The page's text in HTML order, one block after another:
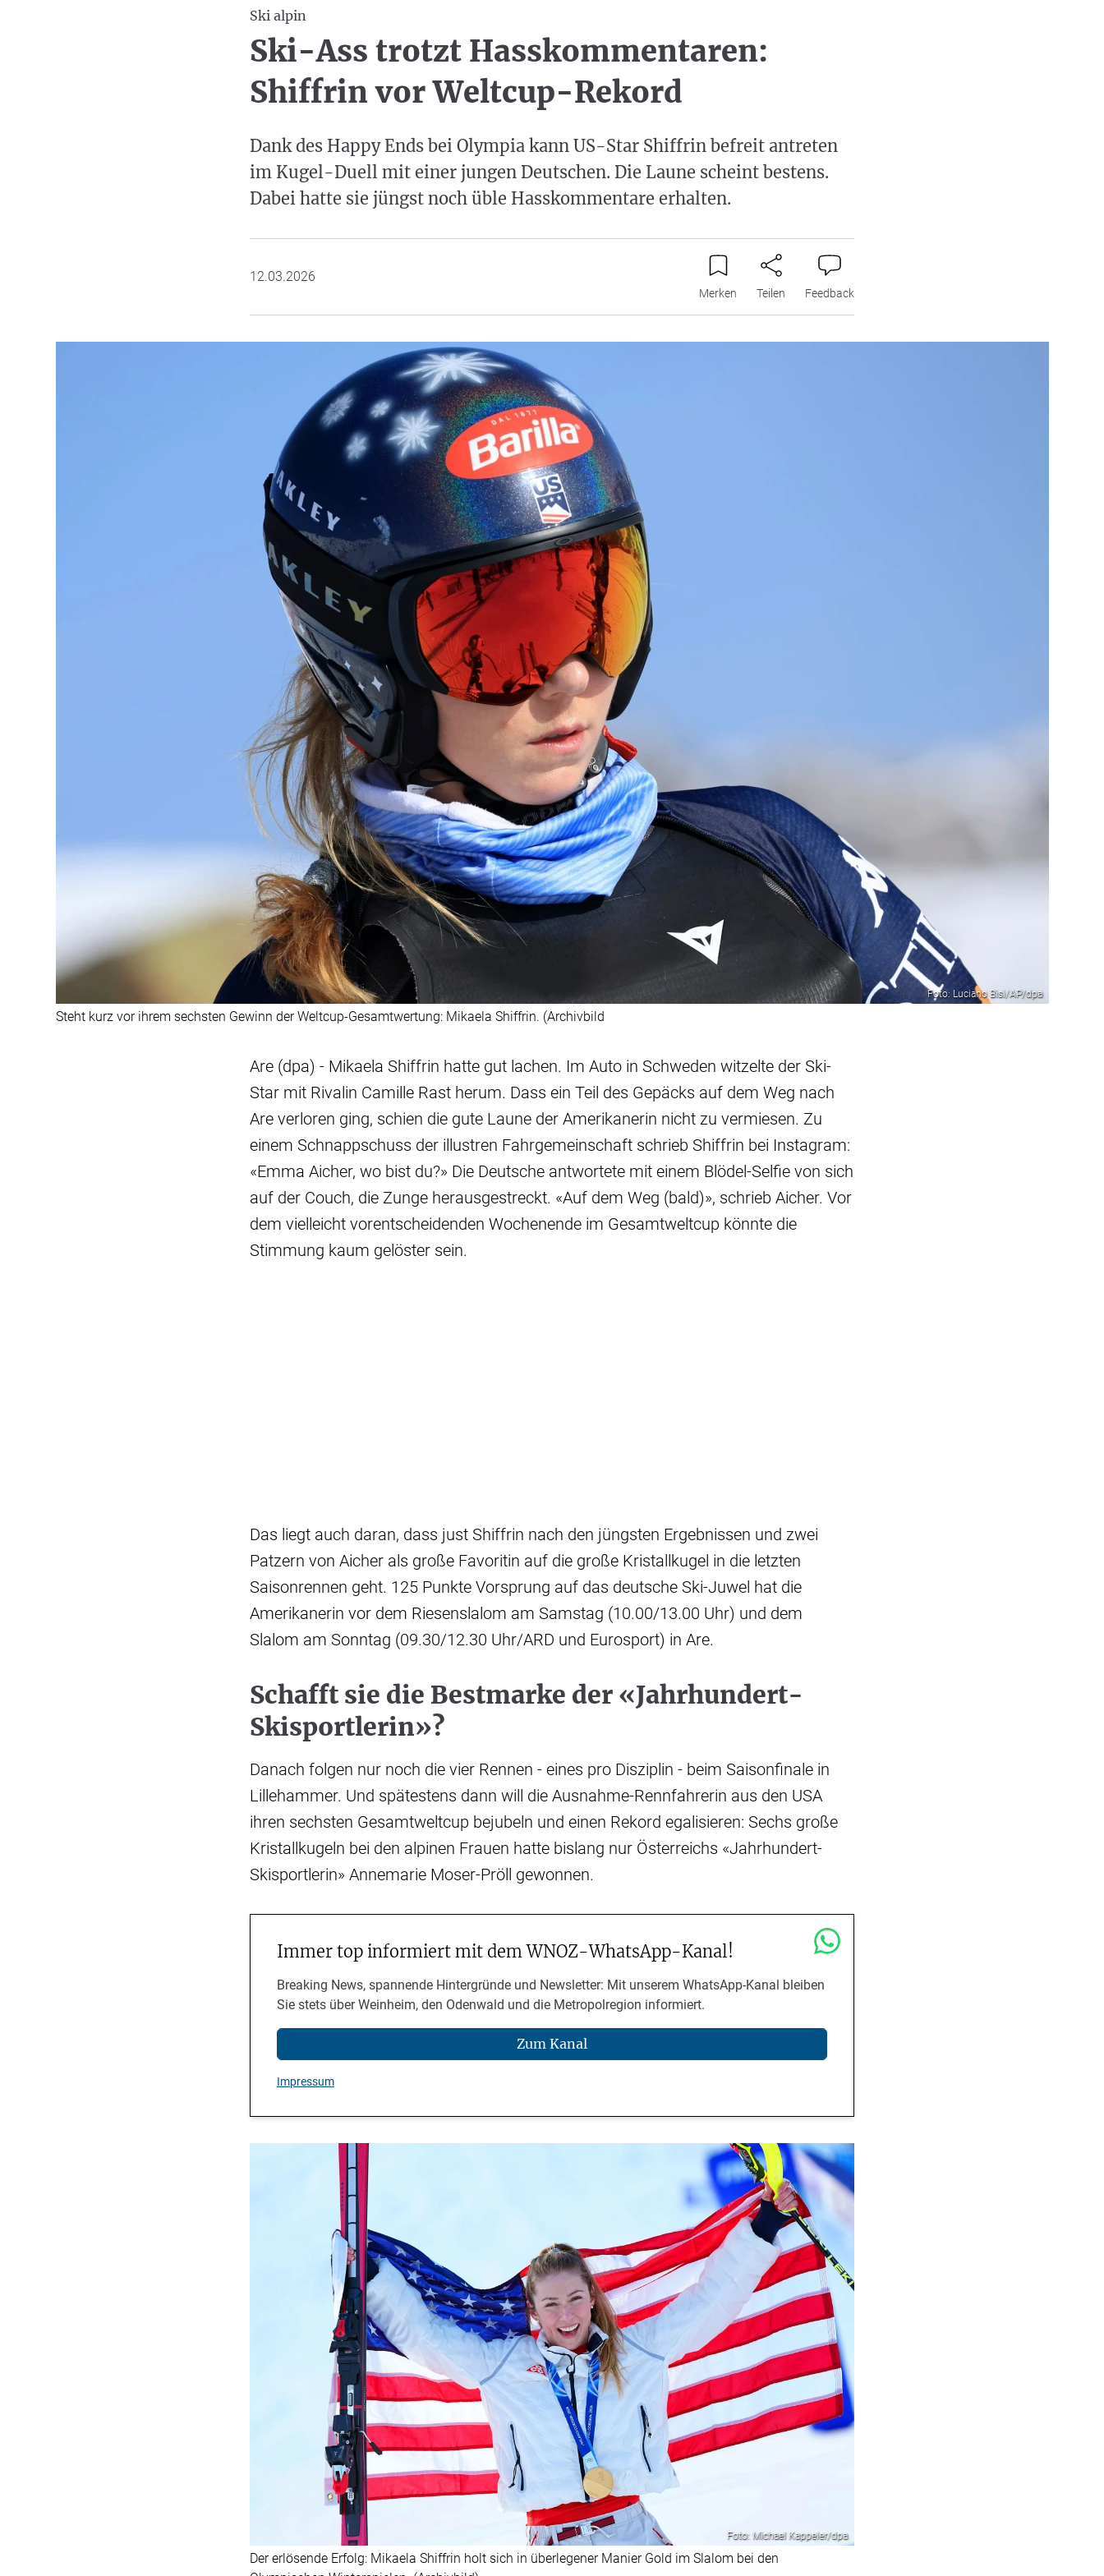
Ski alpin
Ski-Ass trotzt Hasskommentaren:
Shiffrin vor Weltcup-Rekord
Dank des Happy Ends bei Olympia kann US-Star Shiffrin befreit antreten
im Kugel-Duell mit einer jungen Deutschen. Die Laune scheint bestens.
Dabei hatte sie jüngst noch üble Hasskommentare erhalten.
12.03.2026
Merken Teilen Feedback
Foto: Luciano Bisi/AP/dpa
Steht kurz vor ihrem sechsten Gewinn der Weltcup-Gesamtwertung: Mikaela Shiffrin. (Archivbild
Are (dpa) - Mikaela Shiffrin hatte gut lachen. Im Auto in Schweden witzelte der Ski-
Star mit Rivalin Camille Rast herum. Dass ein Teil des Gepäcks auf dem Weg nach
Are verloren ging, schien die gute Laune der Amerikanerin nicht zu vermiesen. Zu
einem Schnappschuss der illustren Fahrgemeinschaft schrieb Shiffrin bei Instagram:
«Emma Aicher, wo bist du?» Die Deutsche antwortete mit einem Blödel-Selfie von sich
auf der Couch, die Zunge herausgestreckt. «Auf dem Weg (bald)», schrieb Aicher. Vor
dem vielleicht vorentscheidenden Wochenende im Gesamtweltcup könnte die
Stimmung kaum gelöster sein.
Das liegt auch daran, dass just Shiffrin nach den jüngsten Ergebnissen und zwei
Patzern von Aicher als große Favoritin auf die große Kristallkugel in die letzten
Saisonrennen geht. 125 Punkte Vorsprung auf das deutsche Ski-Juwel hat die
Amerikanerin vor dem Riesenslalom am Samstag (10.00/13.00 Uhr) und dem
Slalom am Sonntag (09.30/12.30 Uhr/ARD und Eurosport) in Are.
Schafft sie die Bestmarke der «Jahrhundert-
Skisportlerin»?
Danach folgen nur noch die vier Rennen - eines pro Disziplin - beim Saisonfinale in
Lillehammer. Und spätestens dann will die Ausnahme-Rennfahrerin aus den USA
ihren sechsten Gesamtweltcup bejubeln und einen Rekord egalisieren: Sechs große
Kristallkugeln bei den alpinen Frauen hatte bislang nur Österreichs «Jahrhundert-
Skisportlerin» Annemarie Moser-Pröll gewonnen.
Immer top informiert mit dem WNOZ-WhatsApp-Kanal!
Breaking News, spannende Hintergründe und Newsletter: Mit unserem WhatsApp-Kanal bleiben
Sie stets über Weinheim, den Odenwald und die Metropolregion informiert.
Zum Kanal
Impressum
Foto: Michael Kappeler/dpa
Der erlösende Erfolg: Mikaela Shiffrin holt sich in überlegener Manier Gold im Slalom bei den